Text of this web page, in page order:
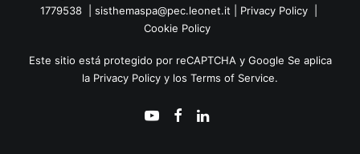
1779538 | sisthemaspa@pec.leonet.it Privacy Policy|
Cookie Policy
Este sitio está protegido por reCAPTCHA y Google Se aplica
la Privacy Policy y los Terms of Service.